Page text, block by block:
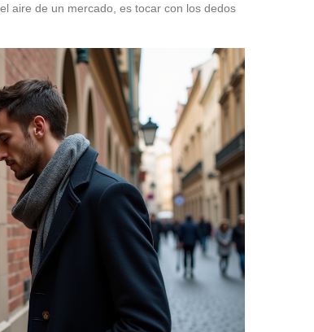
aire de un mercado, es tocar con los dedos